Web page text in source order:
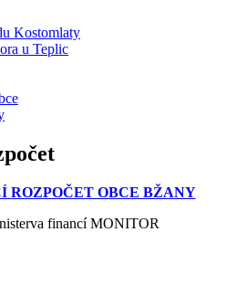
Kostomlaty
u Teplic
ROZPOČET OBCE BŽANY
financí MONITOR